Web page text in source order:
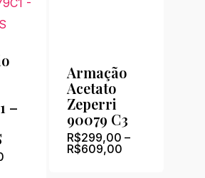
–
Armação
Acetato
Zeperri
90079 C3
R$299,00 –
R$609,00